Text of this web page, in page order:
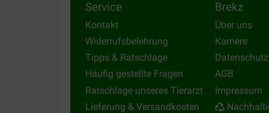
Service
Kontakt
Widerrufsbelehrung
Tipps & Ratschlage
Häufig gestellte Fragen
Ratschlage unseres Tierarzt
Lieferung & Versandkosten
Brekz
Über uns
Karriere
Datenschutz
AGB
Impressum